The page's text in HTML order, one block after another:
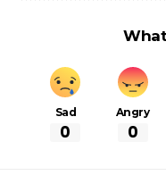
Sad
0
Angry
0